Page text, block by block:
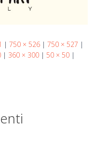
| 750 × 526 | 750 × 527 |
| 360 × 300 | 50 × 50 |